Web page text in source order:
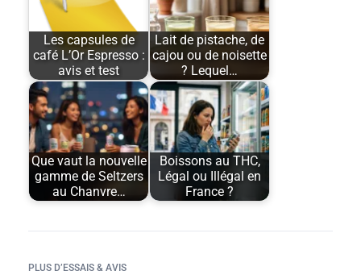
Les capsules de
café L’Or Espresso :
avis et test
Lait de pistache, de
cajou ou de noisette
? Lequel…
Que vaut la nouvelle
gamme de Seltzers
au Chanvre…
Boissons au THC,
Légal ou Illégal en
France ?
PLUS D’ESSAIS & AVIS